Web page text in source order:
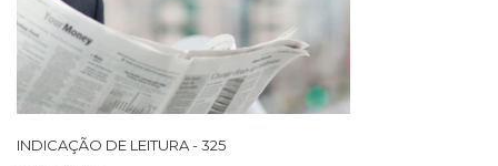
INDICAÇÃO DE LEITURA - 325